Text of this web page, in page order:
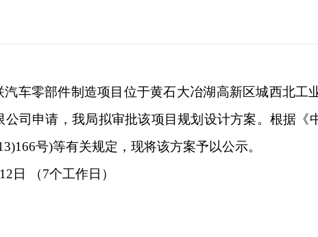
车零部件制造项目位于黄石大冶湖高新区城西北工
司申请，我局拟审批该项目规划设计方案。根据《
号)等有关规定，现将该方案予以公示。
日 （7个工作日）